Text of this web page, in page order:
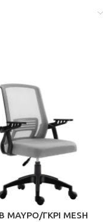
ΜΑΥΡΟ/ΓΚΡΙ MESH